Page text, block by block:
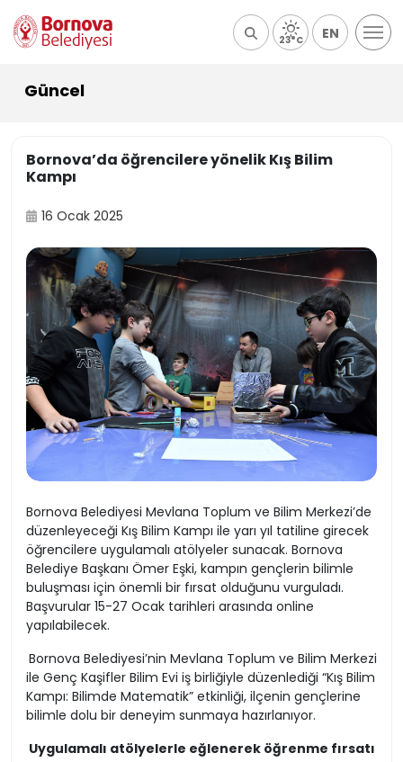
23°C EN
Güncel
Bornova’da öğrencilere yönelik Kış Bilim
Kampı
16 Ocak 2025
Bornova Belediyesi Mevlana Toplum ve Bilim Merkezi’de
düzenleyeceği Kış Bilim Kampı ile yarı yıl tatiline girecek
öğrencilere uygulamalı atölyeler sunacak. Bornova
Belediye Başkanı Ömer Eşki, kampın gençlerin bilimle
buluşması için önemli bir fırsat olduğunu vurguladı.
Başvurular 15-27 Ocak tarihleri arasında online
yapılabilecek.
Bornova Belediyesi’nin Mevlana Toplum ve Bilim Merkezi
ile Genç Kaşifler Bilim Evi iş birliğiyle düzenlediği “Kış Bilim
Kampı: Bilimde Matematik” etkinliği, ilçenin gençlerine
bilimle dolu bir deneyim sunmaya hazırlanıyor.
Uygulamalı atölyelerle eğlenerek öğrenme fırsatı